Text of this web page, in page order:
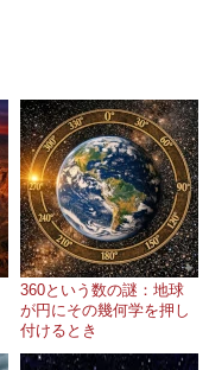
360という数の謎：地球
が円にその幾何学を押し
付けるとき